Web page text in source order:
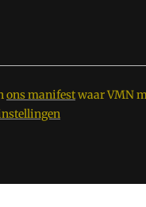
ons manifestwaar VMN